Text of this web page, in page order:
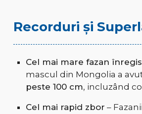
Recorduri și
Cel mai mare fazan
mascul din Mongolia a
peste 100 cm, incluzând
Cel mai rapid zbor –